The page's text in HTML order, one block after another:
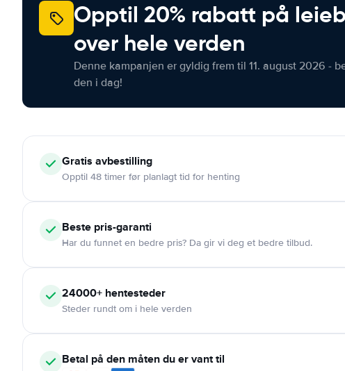
Opptil 20% rabatt på
over hele verden
Denne kampanjen er gyldig frem til 11. august 2026 -
den i dag!
Gratis avbestilling
Opptil 48 timer før planlagt tid for henting
Beste pris-garanti
Har du funnet en bedre pris? Da gir vi deg et bedre tilbud.
24000+ hentesteder
Steder rundt om i hele verden
Betal på den måten du er vant til